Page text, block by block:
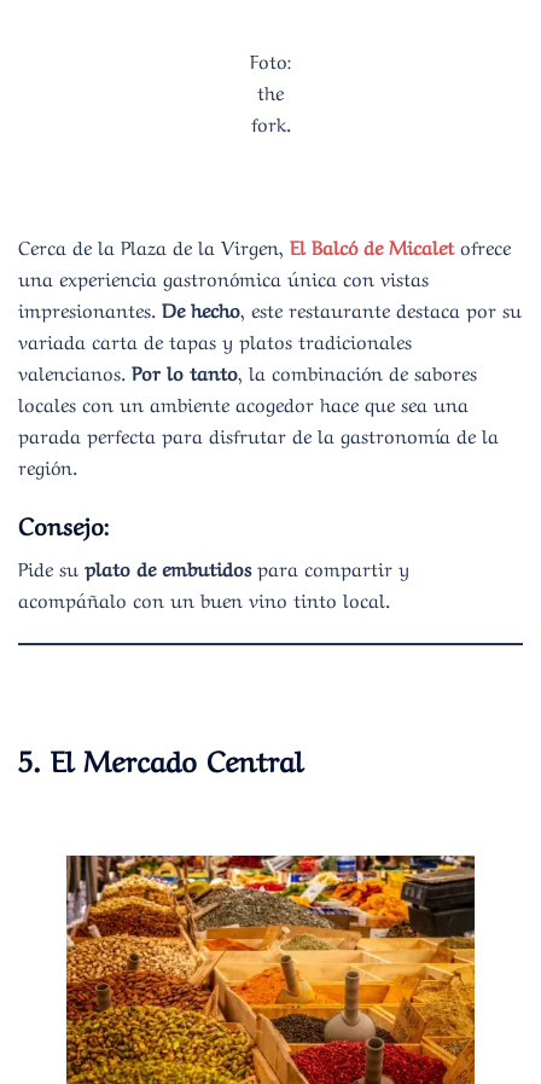
Foto:
the
fork.
Cerca de la Plaza de la Virgen, El Balcó de Micaletofrece
una experiencia gastronómica única con vistas
impresionantes. De hecho, este restaurante destaca por su
variada carta de tapas y platos tradicionales
valencianos. Por lo tanto, la combinación de sabores
locales con un ambiente acogedor hace que sea una
parada perfecta para disfrutar de la gastronomía de la
región.
Consejo:
Pide suplato de embutidospara compartir y
acompáñalo con un buen vino tinto local.
5. El Mercado Central